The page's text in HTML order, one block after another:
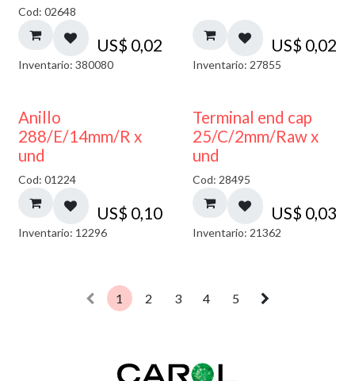
Cod: 02648
US$ 0,02
Inventario: 380080
US$ 0,02
Inventario: 27855
Anillo
288/E/14mm/R x
und
Cod: 01224
US$ 0,10
Inventario: 12296
Terminal end cap
25/C/2mm/Raw x
und
Cod: 28495
US$ 0,03
Inventario: 21362
1 2 3 4 5